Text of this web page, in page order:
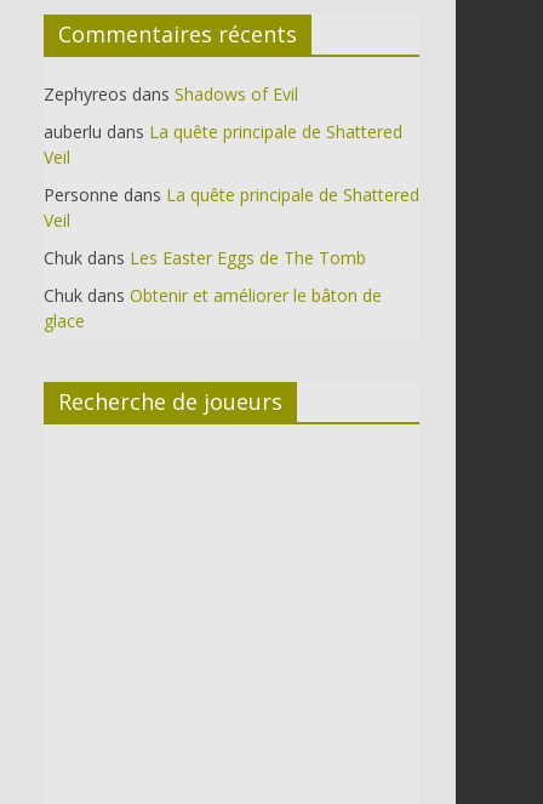
Commentaires récents
Zephyreos dans Shadows of Evil
auberlu dans La quête principale de Shattered
Veil
Personne dans La quête principale de Shattered
Veil
Chuk dans Les Easter Eggs de The Tomb
Chuk dans Obtenir et améliorer le bâton de
glace
Recherche de joueurs